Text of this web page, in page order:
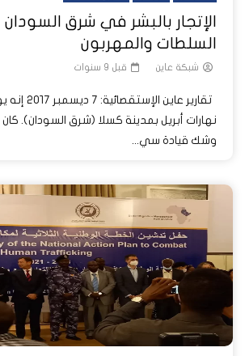
الإتجار بالبشر في شرق
السلطات والمهربون
شبكة عاين قبل 9 سنوات
تقارير
نهارات أبريل بمدينة كسلا (شرق السودان).
وشك قيادة سي...